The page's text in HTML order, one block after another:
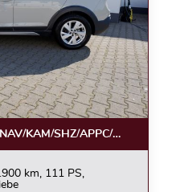
KAM/SHZ/APPC/LED/ACC
km, 111 PS,